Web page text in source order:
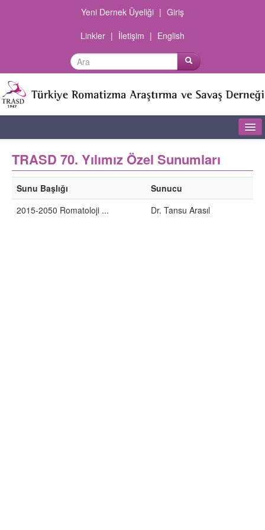
Yeni Dernek Üyeliği | Giriş
Linkler | İletişim | English
Dernek Hakkında
Şubeler
TRASD 70. Yılımız Özel Sunumları
Sunu Başlığı
Sunucu
2015-2050 Romatoloji ...
Dr. Tansu Arasıl